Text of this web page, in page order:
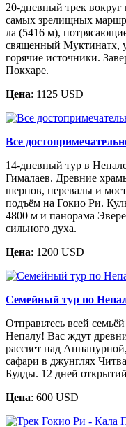
20-дневный трек
самых зрелищных
ла (5416 м),
священный Муктинатх,
горячие источники.
Покхаре.
Цена: 1125 USD
Все
14-дневный тур в
Гималаев. Древние
шерпов, перевалы и
подъём на Гокио Ри.
4800 м и панорама
сильного духа.
Цена: 1200 USD
Семейный тур по
Отправьтесь всей
Непалу! Вас ждут
рассвет над
сафари в джунглях
Будды. 12 дней
Цена: 600 USD